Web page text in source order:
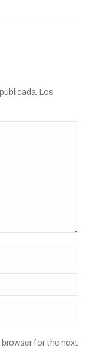
Los
browser for the next